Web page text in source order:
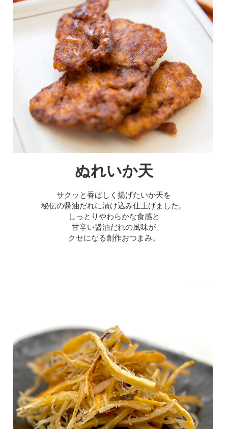
ぬれいか天
サクッと香ばしく揚げたいか天を
秘伝の醤油だれに漬け込み仕上げました。
しっとりやわらかな食感と
甘辛い醤油だれの風味が
クセになる創作おつまみ。